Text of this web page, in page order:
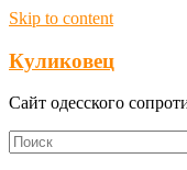
Skip to content
Куликовец
Сайт одесского